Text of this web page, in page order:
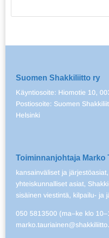
Suomen Shakkiliitto ry
Käyntiosoite: Hiomotie 10,
Postiosoite: Suomen
Helsinki
Toiminnanjohtaja Marko
kansainväliset ja
yhteiskunnalliset asiat,
sisäinen viestintä, kilpailu- ja
050 5813500 (ma–ke klo